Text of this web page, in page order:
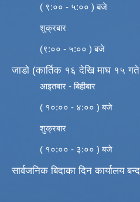
( ९:०० - ५:०० ) बजे
शुक्रबार
(९:०० - ५:०० ) बजे
जाडो (कार्तिक १६ देखि माघ १५
आइतबार - बिहीबार
( १०:०० - ४:०० ) बजे
शुक्रबार
( १०:०० - ३:०० ) बजे
सार्वजनिक बिदाका दिन कार्यालय